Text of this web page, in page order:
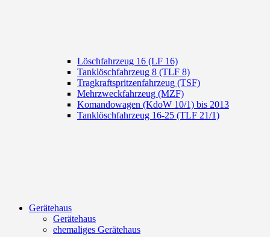
Löschfahrzeug 16 (LF 16)
Tanklöschfahrzeug 8 (TLF 8)
Tragkraftspritzenfahrzeug (TSF)
Mehrzweckfahrzeug (MZF)
Komandowagen (KdoW 10/1) bis 2013
Tanklöschfahrzeug 16-25 (TLF 21/1)
Gerätehaus
Gerätehaus
ehemaliges Gerätehaus